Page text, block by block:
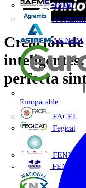
AFME
ASINEM
Europacable
FACEL
Fegicat
FENIE
FENITEL
Creación de
perfecta